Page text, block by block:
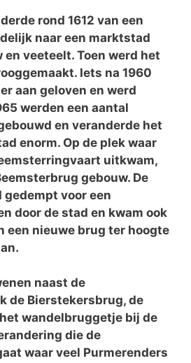
rond 1612 van een
naar een marktstad
en veeteelt. Toen werd het
Iets na 1960
aan geloven en werd
werden een aantal
en veranderde het
enorm. Op de plek waar
uitkwam,
gebouw. De
gedempt voor een
door de stad en kwam ook
een nieuwe brug ter hoogte
naast de
de Bierstekersbrug, de
wandelbruggetje bij de
die de
waar veel Purmerenders